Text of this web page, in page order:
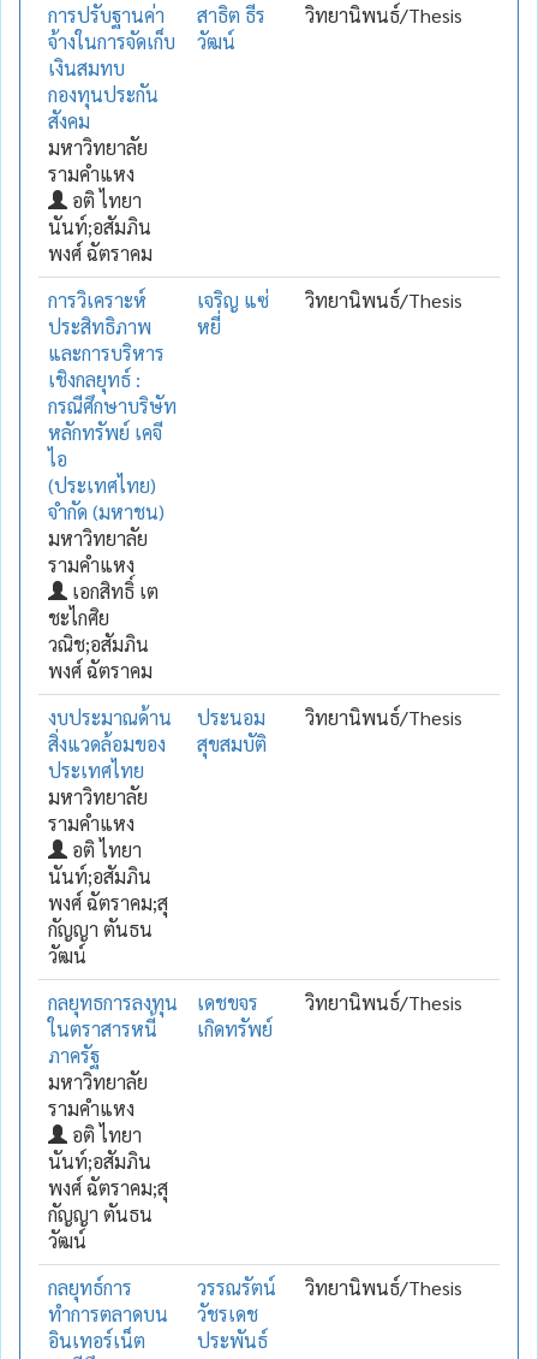
การปรับฐานค่า
จ้างในการจัดเก็บ
เงินสมทบ
กองทุนประกัน
สังคม
มหาวิทยาลัย
รามคำแหง
อติ ไทยา
นันท์;อสัมภิน
พงศ์ ฉัตราคม
สาธิต ธีร
วัฒน์
วิทยานิพนธ์/Thesis
การวิเคราะห์
ประสิทธิภาพ
และการบริหาร
เชิงกลยุทธ์ :
กรณีศึกษาบริษัท
หลักทรัพย์ เคจี
ไอ
(ประเทศไทย)
จำกัด (มหาชน)
มหาวิทยาลัย
รามคำแหง
เอกสิทธิ์ เต
ชะไกศิย
วณิช;อสัมภิน
พงศ์ ฉัตราคม
เจริญ แซ่
หยี่
วิทยานิพนธ์/Thesis
งบประมาณด้าน
สิ่งแวดล้อมของ
ประเทศไทย
มหาวิทยาลัย
รามคำแหง
อติ ไทยา
นันท์;อสัมภิน
พงศ์ ฉัตราคม;สุ
กัญญา ตันธน
วัฒน์
ประนอม
สุขสมบัติ
วิทยานิพนธ์/Thesis
กลยุทธการลงทุน
ในตราสารหนี้
ภาครัฐ
มหาวิทยาลัย
รามคำแหง
อติ ไทยา
นันท์;อสัมภิน
พงศ์ ฉัตราคม;สุ
กัญญา ตันธน
วัฒน์
เดชขจร
เกิดทรัพย์
วิทยานิพนธ์/Thesis
กลยุทธ์การ
ทำการตลาดบน
อินเทอร์เน็ต
วรรณรัตน์
วัชรเดช
ประพันธ์
วิทยานิพนธ์/Thesis